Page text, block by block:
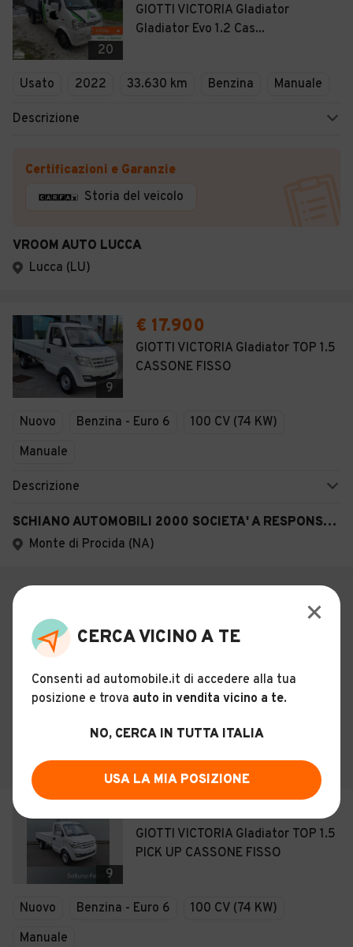
20
GIOTTI VICTORIA Gladiator
Gladiator Evo 1.2 Cas...
Usato 2022 33.630 km Benzina Manuale
Descrizione
Certificazioni e Garanzie
Storia del veicolo
VROOM AUTO LUCCA
Lucca (LU)
9
€ 17.900
GIOTTI VICTORIA Gladiator TOP 1.5
CASSONE FISSO
Nuovo Benzina - Euro 6
100 CV (74 KW)
Manuale
Descrizione
SCHIANO AUTOMOBILI 2000 SOCIETA' A RESPONSABILITA' LIMITATA
Monte di Procida (NA)
9
GIOTTI VICTORIA Gladiator TOP 1.5
PICK UP CASSONE FISSO
Nuovo Benzina - Euro 6
100 CV (74 KW)
Manuale
CERCA VICINO A TE
Consenti ad automobile.it di accedere alla tua
posizione e trova auto in vendita vicino a te.
NO, CERCA IN TUTTA ITALIA
USA LA MIA POSIZIONE